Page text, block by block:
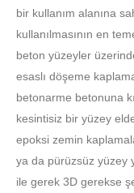
bir kullanım alanına
kullanılmasının en
beton yüzeyler
esaslı döşeme
betonarme betonuna
kesintisiz bir yüzey
epoksi zemin
ya da pürüzsüz yüzey
ile gerek 3D gerekse